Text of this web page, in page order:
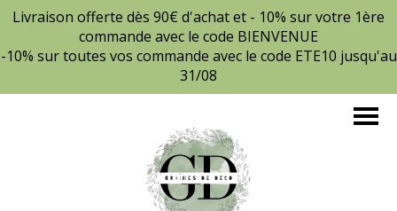
Livraison offerte dès 90€ d'achat et - 10% sur votre 1ère
commande avec le code BIENVENUE
-10% sur toutes vos commande avec le code ETE10 jusqu'au
31/08